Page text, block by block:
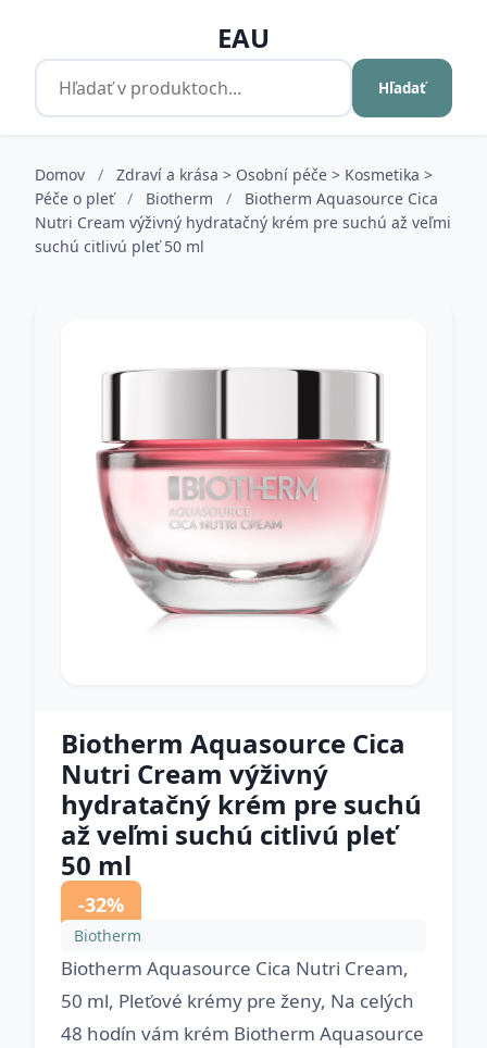
EAU
Hľadať
Domov /
Zdraví a krása > Osobní péče > Kosmetika >
Péče o pleť / Biotherm /
Biotherm Aquasource Cica
Nutri Cream výživný hydratačný krém pre suchú až veľmi
suchú citlivú pleť 50 ml
Biotherm Aquasource Cica
Nutri Cream výživný
hydratačný krém pre suchú
až veľmi suchú citlivú pleť
50 ml
-32%
Biotherm
Biotherm Aquasource Cica Nutri Cream,
50 ml, Pleťové krémy pre ženy, Na celých
48 hodín vám krém Biotherm Aquasource